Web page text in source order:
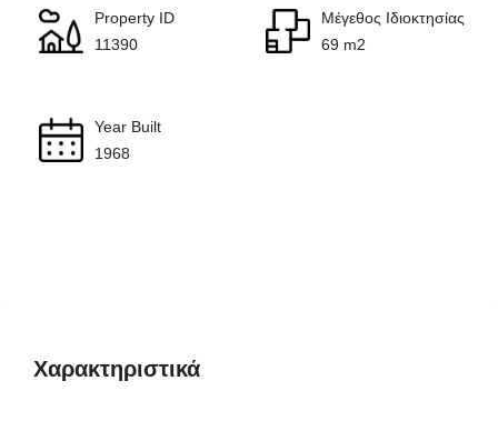
Property ID
11390
Μέγεθος Ιδιοκτησίας
69 m2
Year Built
1968
Χαρακτηριστικά